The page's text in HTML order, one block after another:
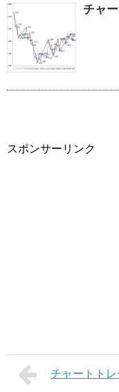
チャ
スポンサーリンク
チャートトレ